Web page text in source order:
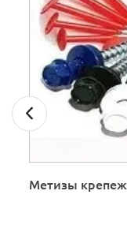
Метизы крепеж